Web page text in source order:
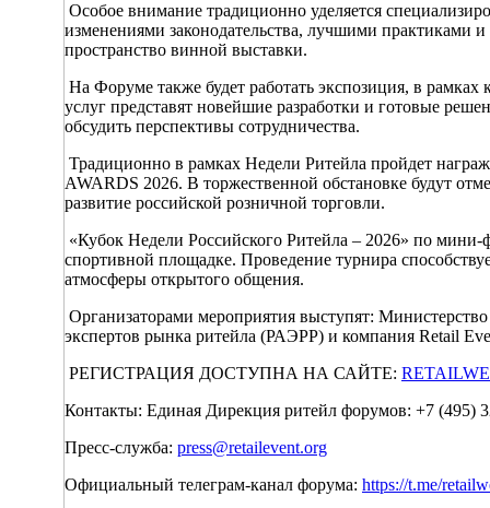
Особое внимание традиционно уделяется
изменениями законодательства, лучшими практиками
пространство винной выставки.
На Форуме также будет работать экспозиция, в
услуг представят новейшие разработки и готовые
обсудить перспективы сотрудничества.
Традиционно в рамках Недели Ритейла пройдет
AWARDS 2026. В торжественной обстановке будут
развитие российской розничной торговли.
«Кубок Недели Российского Ритейла – 2026» по мини-
спортивной площадке. Проведение турнира
атмосферы открытого общения.
Организаторами мероприятия выступят:
экспертов рынка ритейла (РАЭРР) и компания Retail
РЕГИСТРАЦИЯ ДОСТУПНА НА САЙТЕ:
Контакты: Единая Дирекция ритейл форумов: +7 (495)
Пресс-служба: press@retailevent.org
Официальный телеграм-канал форума: https://t.me/